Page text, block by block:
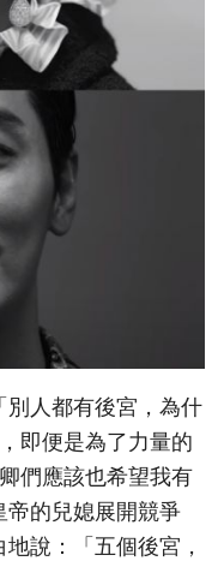
人都有後宮，為什
即便是為了力量的
們應該也希望我有
帝的兒媳展開競爭
說：「五個後宮，